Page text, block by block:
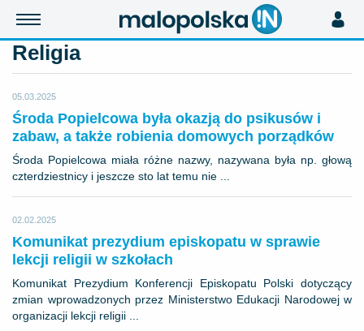
Religia
05.03.2025
Środa Popielcowa była okazją do psikusów i
zabaw, a także robienia domowych porządków
Środa Popielcowa miała różne nazwy, nazywana była np. głową
czterdziestnicy i jeszcze sto lat temu nie ...
02.02.2025
Komunikat prezydium episkopatu w sprawie
lekcji religii w szkołach
Komunikat Prezydium Konferencji Episkopatu Polski dotyczący
zmian wprowadzonych przez Ministerstwo Edukacji Narodowej w
organizacji lekcji religii ...